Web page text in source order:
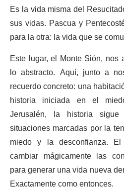
Es la vida misma del
sus vidas. Pascua y
para la otra: la vida que se
Este lugar, el Monte Sión,
lo abstracto. Aquí, junto a
recuerdo concreto: una
historia iniciada en el
Jerusalén, la historia
situaciones marcadas por la
miedo y la desconfianza.
cambiar mágicamente las
para generar una vida nueva
Exactamente como entonces.